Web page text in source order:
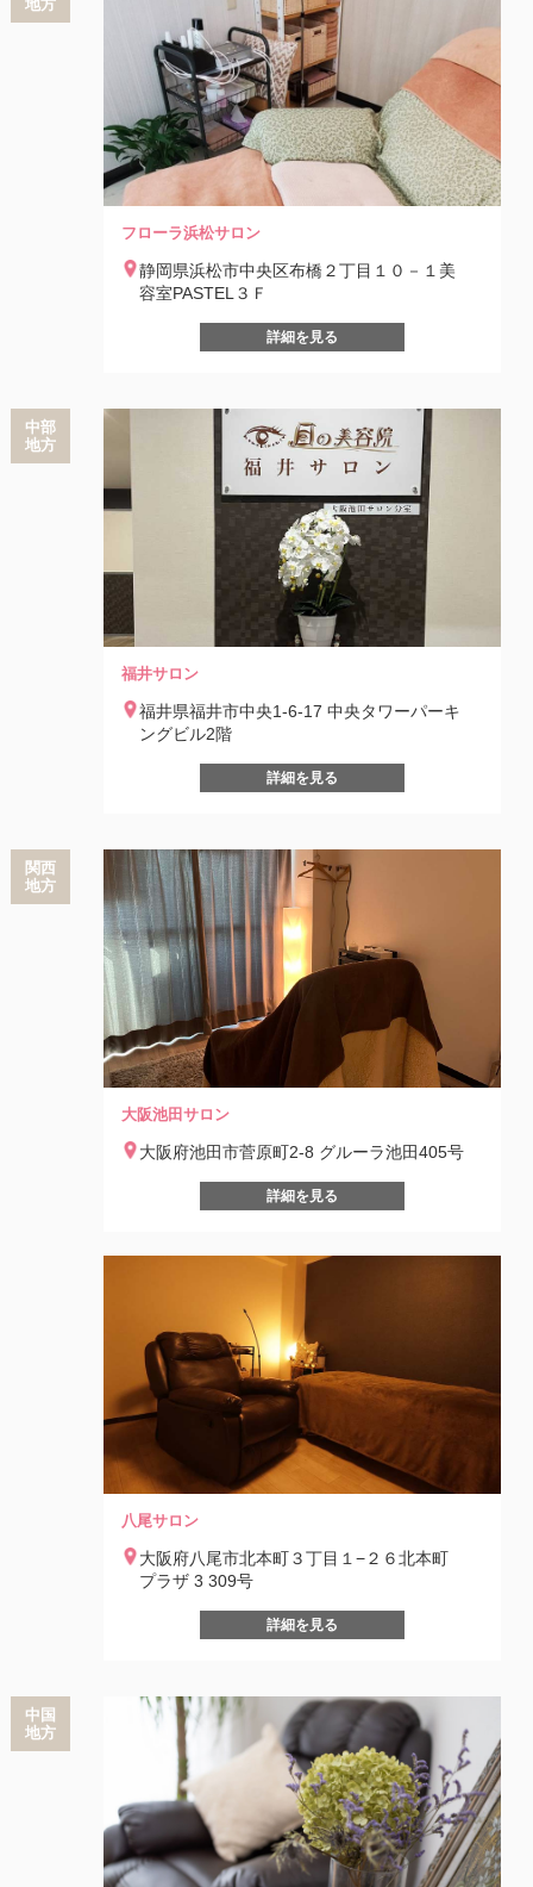
地方
フローラ浜松サロン
静岡県浜松市中央区布橋２丁目１０－１美
容室PASTEL３Ｆ
詳細を見る
中部
地方
福井サロン
福井県福井市中央1-6-17 中央タワーパーキ
ングビル2階
詳細を見る
関西
地方
大阪池田サロン
大阪府池田市菅原町2-8 グルーラ池田405号
詳細を見る
八尾サロン
大阪府八尾市北本町３丁目１−２６北本町
プラザ 3 309号
詳細を見る
中国
地方